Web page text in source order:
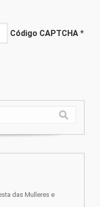
Código CAPTCHA *
das Mulleres e